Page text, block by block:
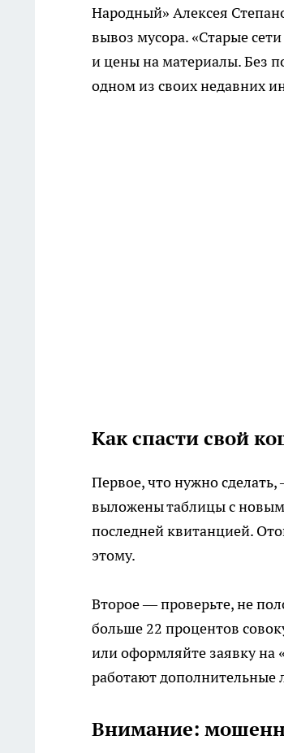
Народный» Алексея
вывоз мусора. «Старые
и цены на материалы. Без
одном из своих недавних
Как спасти свой
Первое, что нужно
выложены таблицы с
последней квитанцией.
этому.
Второе — проверьте, не
больше 22 процентов
или оформляйте заявку на
работают дополнительные
Внимание: